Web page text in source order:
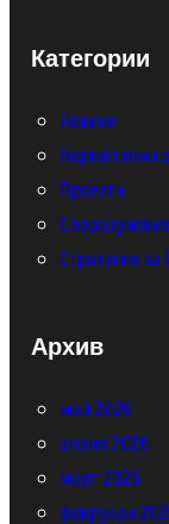
Категории
Новини
Нормативни
Проекти
Стратегия
Архив
май 2026
април 2026
март 2026
февруари